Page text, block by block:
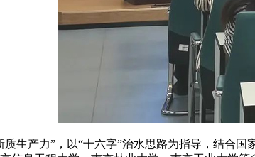
质生产力”，以“十六字”治水思路为指导，结合